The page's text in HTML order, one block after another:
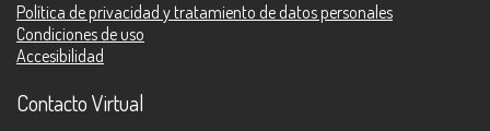
Política de privacidad y tratamiento de datos personales
Condiciones de uso
Accesibilidad
Contacto Virtual